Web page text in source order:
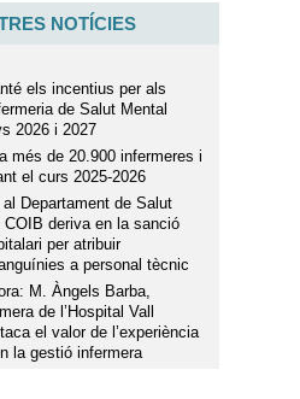
NOTÍCIES
els incentius per als
de Salut Mental
2026 i 2027
més de 20.900 infermeres i
el curs 2025-2026
Departament de Salut
COIB deriva en la sanció
per atribuir
a personal tècnic
M. Àngels Barba,
de l’Hospital Vall
el valor de l’experiència
la gestió infermera